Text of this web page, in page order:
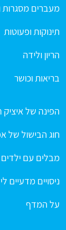
מעברים מסגרות
תינוקות ופעוטות
הריון ולידה
בריאות וכושר
הפינה של איציק
חוג הבישול של
מבלים עם ילדים
ניסויים מדעיים
על המדף